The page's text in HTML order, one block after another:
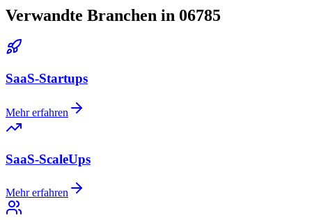
Verwandte Branchen in 06785
SaaS-Startups
Mehr erfahren
SaaS-ScaleUps
Mehr erfahren